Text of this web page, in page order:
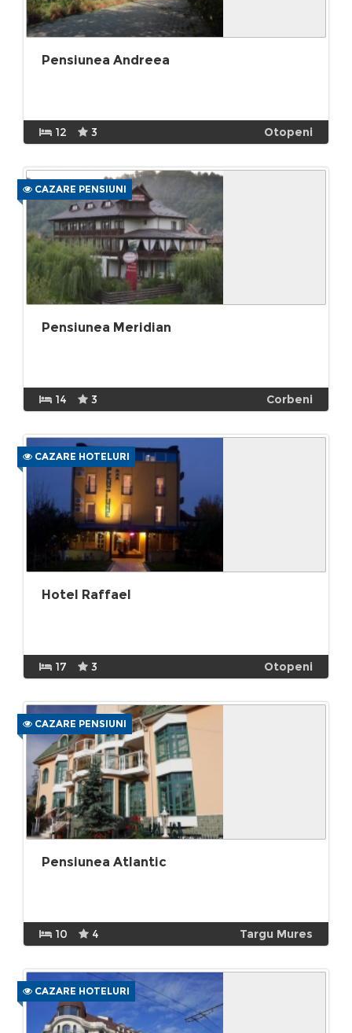
Pensiunea Andreea
12 3 Otopeni
CAZARE PENSIUNI
Pensiunea Meridian
14 3 Corbeni
CAZARE HOTELURI
Hotel Raffael
17 3 Otopeni
CAZARE PENSIUNI
Pensiunea Atlantic
10 4 Targu Mures
CAZARE HOTELURI